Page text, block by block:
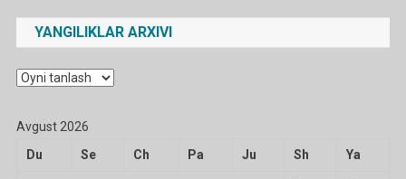
YANGILIKLAR ARXIVI
Yangiliklar
Avgust 2026
Du
Se Ch Pa Ju Sh Ya